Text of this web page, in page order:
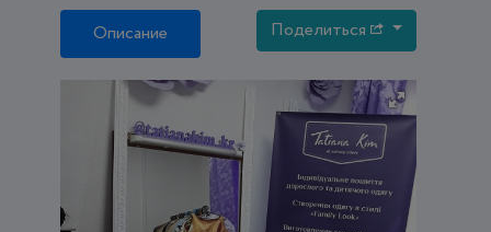
Описание Поделиться